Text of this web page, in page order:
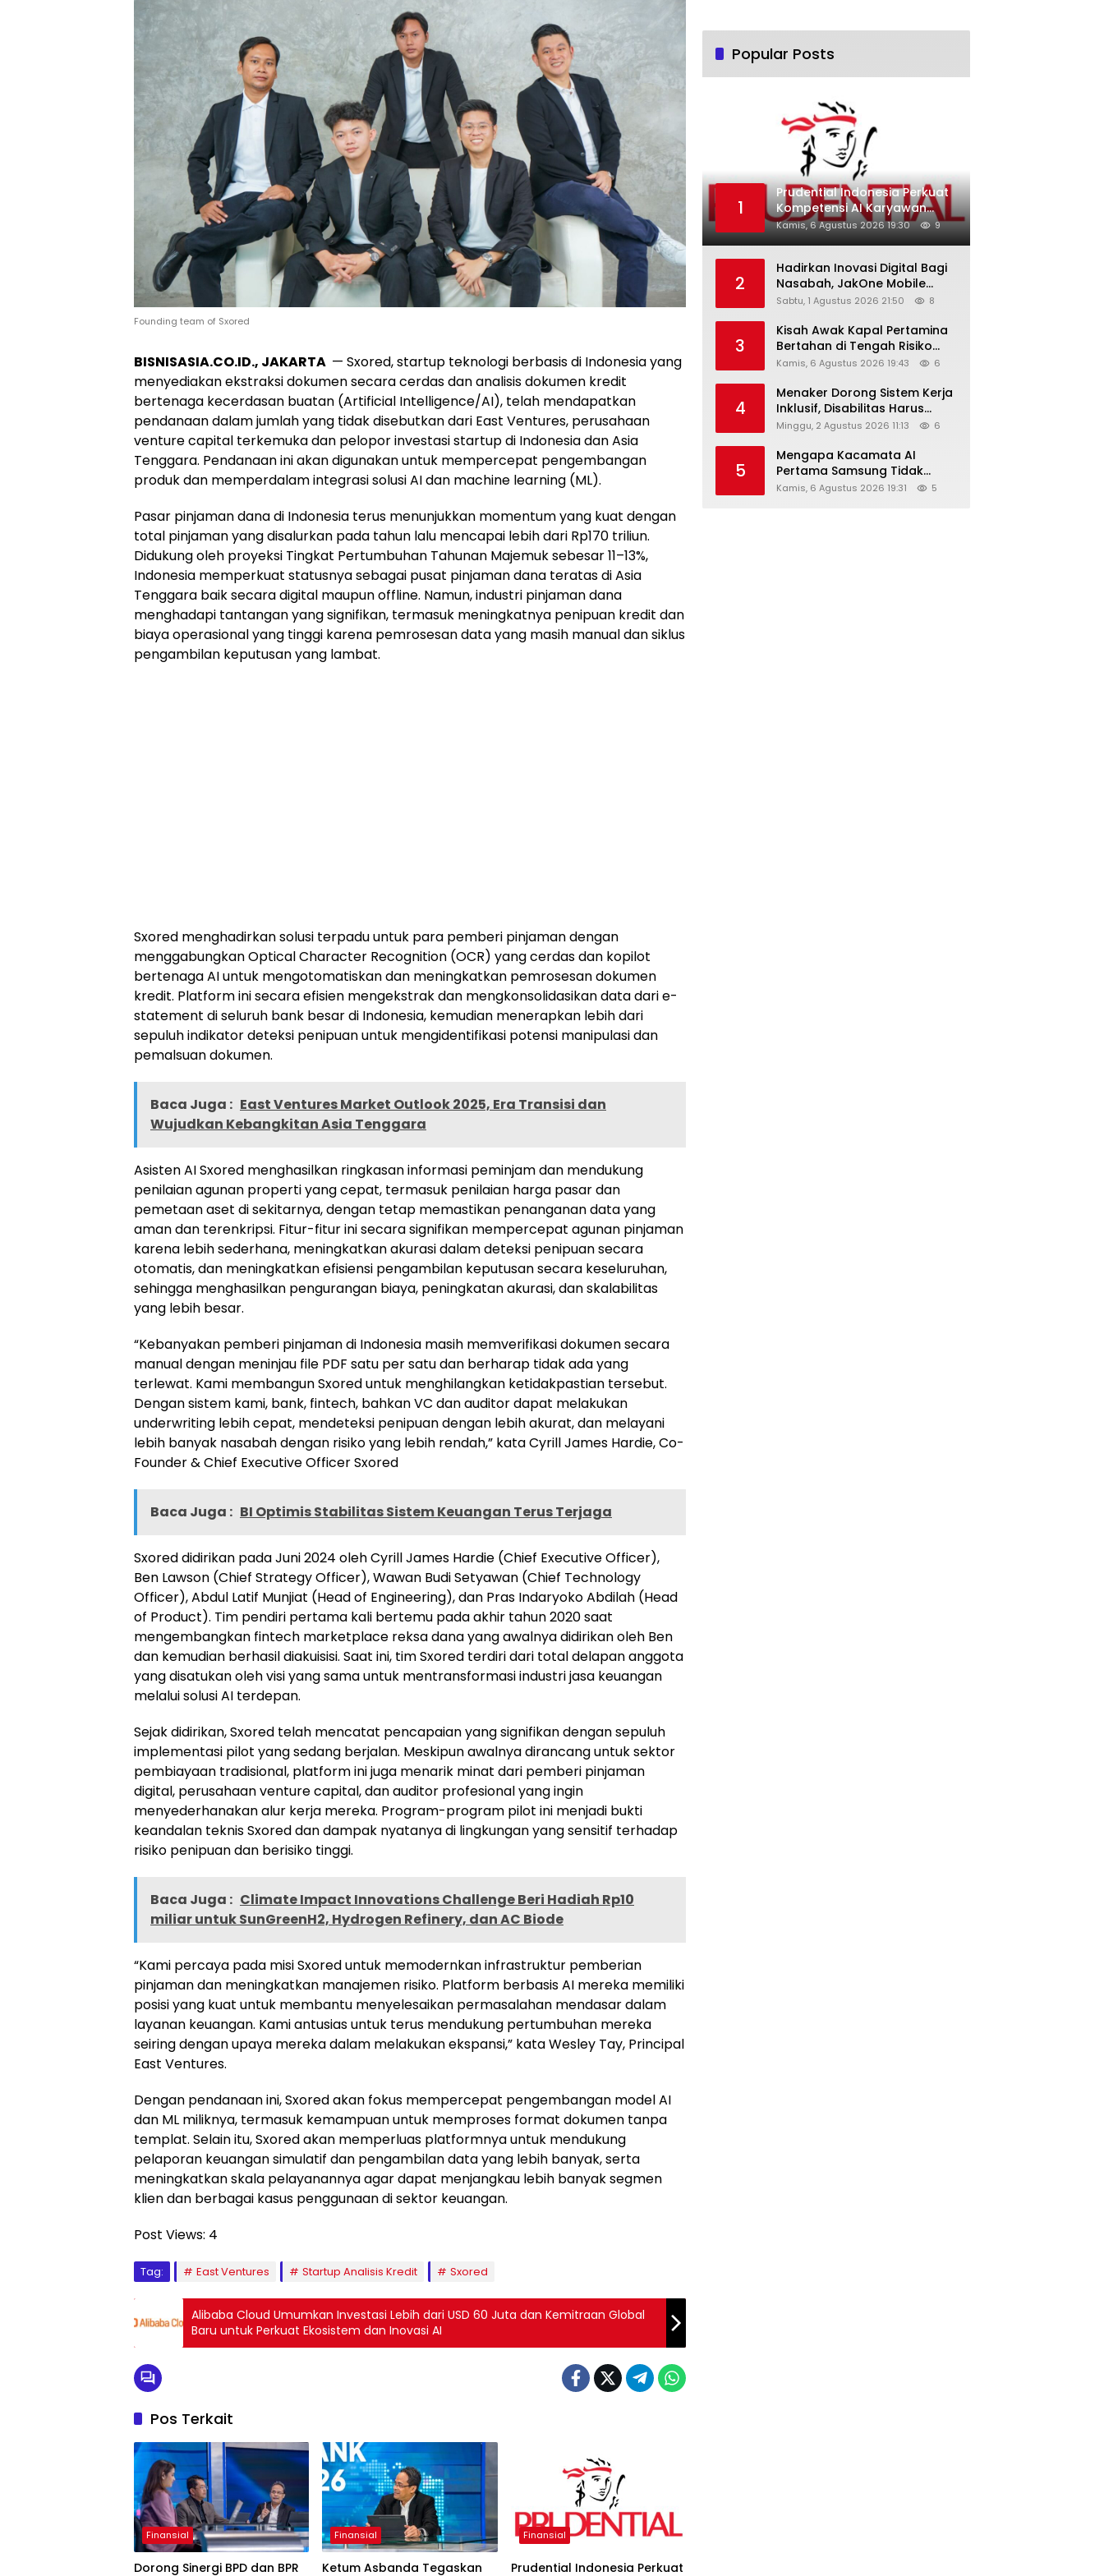
Founding team of Sxored
BISNISASIA.CO.ID., JAKARTA — Sxored, startup teknologi berbasis di Indonesia yang
menyediakan ekstraksi dokumen secara cerdas dan analisis dokumen kredit
bertenaga kecerdasan buatan (Artificial Intelligence/AI), telah mendapatkan
pendanaan dalam jumlah yang tidak disebutkan dari East Ventures, perusahaan
venture capital terkemuka dan pelopor investasi startup di Indonesia dan Asia
Tenggara. Pendanaan ini akan digunakan untuk mempercepat pengembangan
produk dan memperdalam integrasi solusi AI dan machine learning (ML).
Pasar pinjaman dana di Indonesia terus menunjukkan momentum yang kuat dengan
total pinjaman yang disalurkan pada tahun lalu mencapai lebih dari Rp170 triliun.
Didukung oleh proyeksi Tingkat Pertumbuhan Tahunan Majemuk sebesar 11–13%,
Indonesia memperkuat statusnya sebagai pusat pinjaman dana teratas di Asia
Tenggara baik secara digital maupun offline. Namun, industri pinjaman dana
menghadapi tantangan yang signifikan, termasuk meningkatnya penipuan kredit dan
biaya operasional yang tinggi karena pemrosesan data yang masih manual dan siklus
pengambilan keputusan yang lambat.
Sxored menghadirkan solusi terpadu untuk para pemberi pinjaman dengan
menggabungkan Optical Character Recognition (OCR) yang cerdas dan kopilot
bertenaga AI untuk mengotomatiskan dan meningkatkan pemrosesan dokumen
kredit. Platform ini secara efisien mengekstrak dan mengkonsolidasikan data dari e-
statement di seluruh bank besar di Indonesia, kemudian menerapkan lebih dari
sepuluh indikator deteksi penipuan untuk mengidentifikasi potensi manipulasi dan
pemalsuan dokumen.
Baca Juga : East Ventures Market Outlook 2025, Era Transisi dan
Wujudkan Kebangkitan Asia Tenggara
Asisten AI Sxored menghasilkan ringkasan informasi peminjam dan mendukung
penilaian agunan properti yang cepat, termasuk penilaian harga pasar dan
pemetaan aset di sekitarnya, dengan tetap memastikan penanganan data yang
aman dan terenkripsi. Fitur-fitur ini secara signifikan mempercepat agunan pinjaman
karena lebih sederhana, meningkatkan akurasi dalam deteksi penipuan secara
otomatis, dan meningkatkan efisiensi pengambilan keputusan secara keseluruhan,
sehingga menghasilkan pengurangan biaya, peningkatan akurasi, dan skalabilitas
yang lebih besar.
“Kebanyakan pemberi pinjaman di Indonesia masih memverifikasi dokumen secara
manual dengan meninjau file PDF satu per satu dan berharap tidak ada yang
terlewat. Kami membangun Sxored untuk menghilangkan ketidakpastian tersebut.
Dengan sistem kami, bank, fintech, bahkan VC dan auditor dapat melakukan
underwriting lebih cepat, mendeteksi penipuan dengan lebih akurat, dan melayani
lebih banyak nasabah dengan risiko yang lebih rendah,” kata Cyrill James Hardie, Co-
Founder & Chief Executive Officer Sxored
Baca Juga : BI Optimis Stabilitas Sistem Keuangan Terus Terjaga
Sxored didirikan pada Juni 2024 oleh Cyrill James Hardie (Chief Executive Officer),
Ben Lawson (Chief Strategy Officer), Wawan Budi Setyawan (Chief Technology
Officer), Abdul Latif Munjiat (Head of Engineering), dan Pras Indaryoko Abdilah (Head
of Product). Tim pendiri pertama kali bertemu pada akhir tahun 2020 saat
mengembangkan fintech marketplace reksa dana yang awalnya didirikan oleh Ben
dan kemudian berhasil diakuisisi. Saat ini, tim Sxored terdiri dari total delapan anggota
yang disatukan oleh visi yang sama untuk mentransformasi industri jasa keuangan
melalui solusi AI terdepan.
Sejak didirikan, Sxored telah mencatat pencapaian yang signifikan dengan sepuluh
implementasi pilot yang sedang berjalan. Meskipun awalnya dirancang untuk sektor
pembiayaan tradisional, platform ini juga menarik minat dari pemberi pinjaman
digital, perusahaan venture capital, dan auditor profesional yang ingin
menyederhanakan alur kerja mereka. Program-program pilot ini menjadi bukti
keandalan teknis Sxored dan dampak nyatanya di lingkungan yang sensitif terhadap
risiko penipuan dan berisiko tinggi.
Baca Juga : Climate Impact Innovations Challenge Beri Hadiah Rp10
miliar untuk SunGreenH2, Hydrogen Refinery, dan AC Biode
“Kami percaya pada misi Sxored untuk memodernkan infrastruktur pemberian
pinjaman dan meningkatkan manajemen risiko. Platform berbasis AI mereka memiliki
posisi yang kuat untuk membantu menyelesaikan permasalahan mendasar dalam
layanan keuangan. Kami antusias untuk terus mendukung pertumbuhan mereka
seiring dengan upaya mereka dalam melakukan ekspansi,” kata Wesley Tay, Principal
East Ventures.
Dengan pendanaan ini, Sxored akan fokus mempercepat pengembangan model AI
dan ML miliknya, termasuk kemampuan untuk memproses format dokumen tanpa
templat. Selain itu, Sxored akan memperluas platformnya untuk mendukung
pelaporan keuangan simulatif dan pengambilan data yang lebih banyak, serta
meningkatkan skala pelayanannya agar dapat menjangkau lebih banyak segmen
klien dan berbagai kasus penggunaan di sektor keuangan.
Post Views: 4
Tag: East Ventures Startup Analisis Kredit Sxored
Alibaba Cloud Umumkan Investasi Lebih dari USD 60 Juta dan Kemitraan Global
Baru untuk Perkuat Ekosistem dan Inovasi AI
Pos Terkait
Finansial
Dorong Sinergi BPD dan BPR
Finansial
Ketum Asbanda Tegaskan
Finansial
Prudential Indonesia Perkuat
Popular Posts
1
Prudential Indonesia Perkuat
Kompetensi AI Karyawan
Lewat AI Week
Kamis, 6 Agustus 2026 19:30 9
2
Hadirkan Inovasi Digital Bagi
Nasabah, JakOne Mobile
Antar Bank Jakarta Sukses
Awards 2026
Sabtu, 1 Agustus 2026 21:50 8
3
Kisah Awak Kapal Pertamina
Bertahan di Tengah Risiko
Pelayaran Selat Hormuz
Kamis, 6 Agustus 2026 19:43 6
4
Menaker Dorong Sistem Kerja
Inklusif, Disabilitas Harus
Dapat Kesempatan Setara
Minggu, 2 Agustus 2026 11:13 6
5
Mengapa Kacamata AI
Pertama Samsung Tidak
Dibekali Layar?
Kamis, 6 Agustus 2026 19:31 5